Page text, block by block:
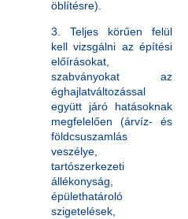
öblítésre).
3. Teljes körűen felül
kell vizsgálni az építési
előírásokat,
szabványokat az
éghajlatváltozással
együtt járó hatásoknak
megfelelően (árvíz- és
földcsuszamlás
veszélye,
tartószerkezeti
állékonyság,
épülethatároló
szigetelések,